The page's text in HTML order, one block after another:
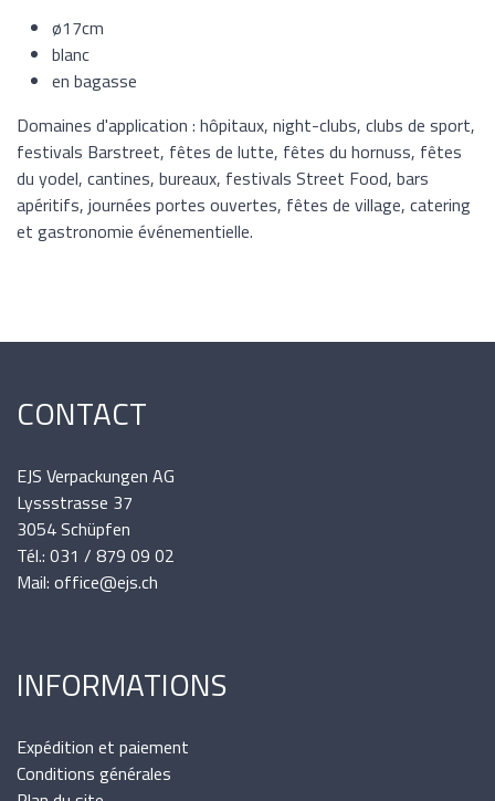
ø17cm
blanc
en bagasse
Domaines d'application : hôpitaux, night-clubs, clubs de sport,
festivals Barstreet, fêtes de lutte, fêtes du hornuss, fêtes
du yodel, cantines, bureaux, festivals Street Food, bars
apéritifs, journées portes ouvertes, fêtes de village, catering
et gastronomie événementielle.
CONTACT
EJS Verpackungen AG
Lyssstrasse 37
3054 Schüpfen
Tél.: 031 / 879 09 02
Mail: office@ejs.ch
INFORMATIONS
Expédition et paiement
Conditions générales